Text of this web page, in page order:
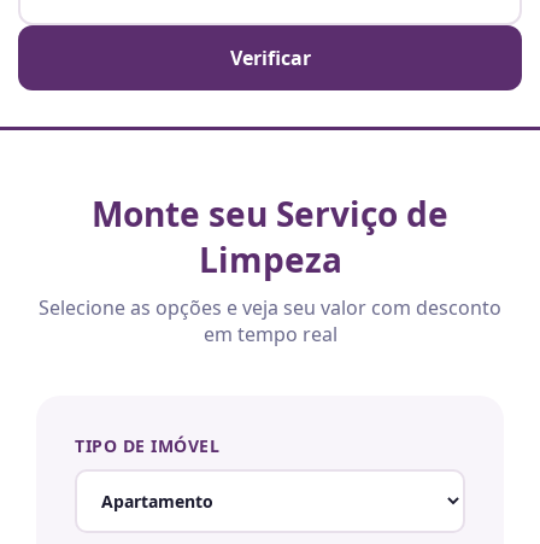
Verificar
Monte seu Serviço de
Limpeza
Selecione as opções e veja seu valor com desconto
em tempo real
TIPO DE IMÓVEL